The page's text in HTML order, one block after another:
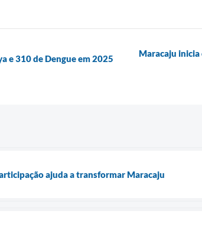
e 310 de Dengue em 2025
Maracaju
ajuda a transformar Maracaju